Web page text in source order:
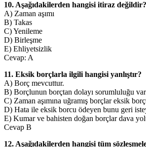
10. Aşağıdakilerden hangisi itiraz değildir?
A) Zaman aşımı
B) Takas
C) Yenileme
D) Birleşme
E) Ehliyetsizlik
Cevap: A
11. Eksik borçlarla ilgili hangisi yanlıştır?
A) Borç mevcuttur.
B) Borçlunun borçtan dolayı sorumluluğu
C) Zaman aşımına uğramış borçlar eksik
D) Hata ile eksik borcu ödeyen bunu geri
E) Kumar ve bahisten doğan borçlar dava
Cevap B
12. Aşağıdakilerden hangisi tüm